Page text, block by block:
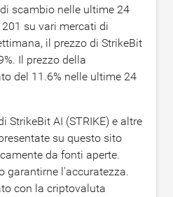
scambio nelle ultime 24
su vari mercati di
il prezzo di StrikeBit
%. Il prezzo della
del 11.6% nelle ultime 24
StrikeBit AI (STRIKE) e altre
su questo sito
da fonti aperte.
garantirne l'accuratezza.
con la criptovaluta